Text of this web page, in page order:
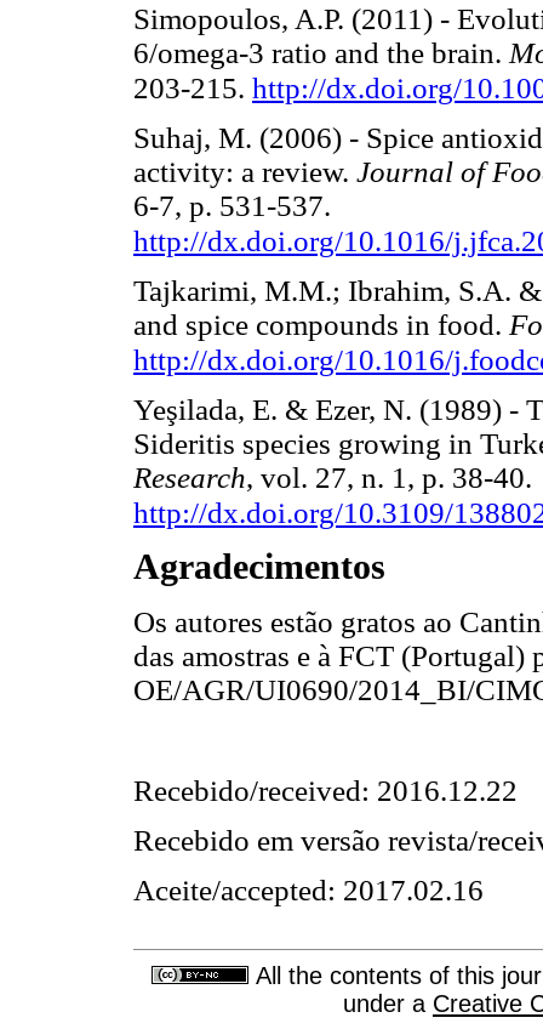
Simopoulos, A.P. (2011) -
6/omega-3 ratio and the brain.
203-215. http://dx.doi.org/
Suhaj, M. (2006) - Spice
activity: a review. Journal of
6-7, p. 531-537.
http://dx.doi.org/10.1016/
Tajkarimi, M.M.; Ibrahim, S.A.
and spice compounds in food.
http://dx.doi.org/10.1016/
Yeşilada, E. & Ezer, N. (1989) -
Sideritis species growing in
Research, vol. 27, n. 1, p. 38-40.
http://dx.doi.org/10.3109/
Agradecimentos
Os autores estão gratos ao
das amostras e à FCT
OE/AGR/UI0690/2014_BI/
Recebido/received: 2016.12.22
Recebido em versão revista/
Aceite/accepted: 2017.02.16
All the contents of this
under a Creative